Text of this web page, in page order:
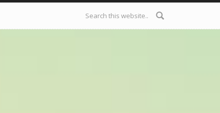
Formularz
wyszukiwania